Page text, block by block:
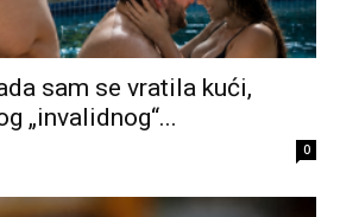
sam se vratila kući,
„invalidnog“...
0